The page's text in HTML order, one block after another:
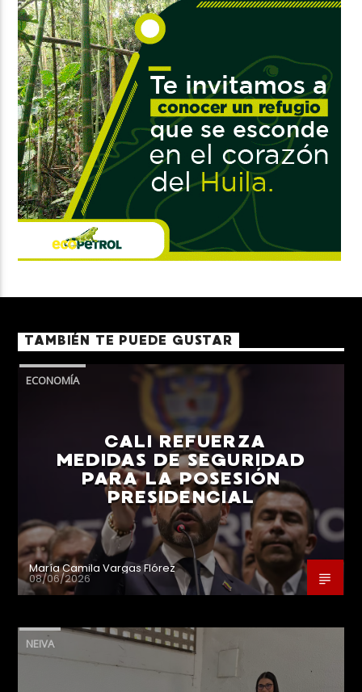
TAMBIÉN TE PUEDE GUSTAR
ECONOMÍA
CALI REFUERZA
MEDIDAS DE SEGURIDAD
PARA LA POSESIÓN
PRESIDENCIAL
María Camila Vargas Flórez
08/06/2026
NEIVA